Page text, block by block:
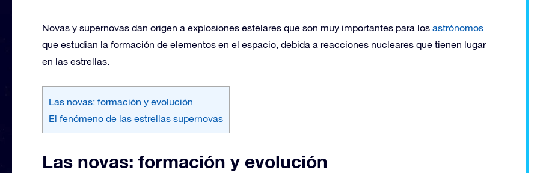
Novas y supernovas dan origen a explosiones estelares que son muy importantes para los astrónomos
que estudian la formación de elementos en el espacio, debida a reacciones nucleares que tienen lugar
en las estrellas.
Las novas: formación y evolución
El fenómeno de las estrellas supernovas
Las novas: formación y evolución